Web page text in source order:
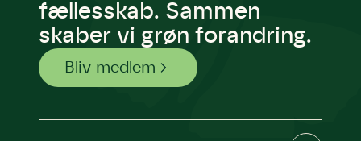
fællesskab. Sammen
skaber vi grøn forandring.
Bliv medlem